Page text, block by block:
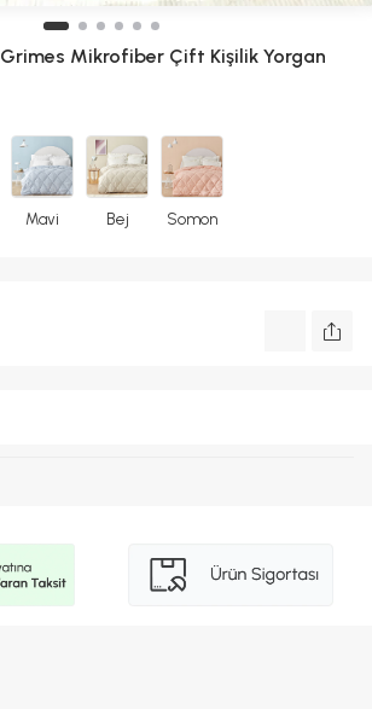
Grimes Mikrofiber Çift Kişilik Yorgan
Mavi Bej Somon